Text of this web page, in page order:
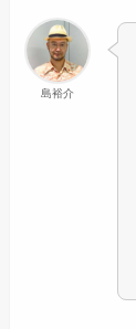
島裕介